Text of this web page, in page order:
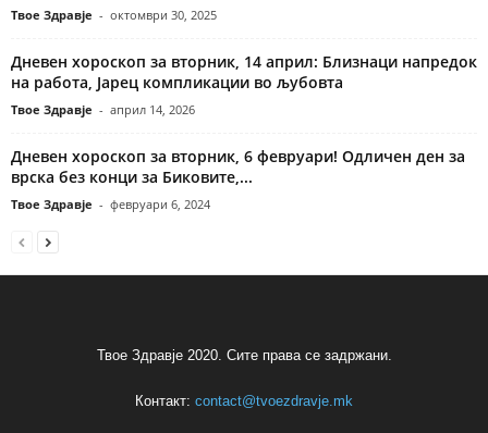
Твое Здравје - октомври 30, 2025
Дневен хороскоп за вторник, 14 април: Близнаци напредок
на работа, Јарец компликации во љубовта
Твое Здравје - април 14, 2026
Дневен хороскоп за вторник, 6 февруари! Одличен ден за
врска без конци за Биковите,...
Твое Здравје - февруари 6, 2024
Твое Здравје 2020. Сите права се задржани.
Контакт: contact@tvoezdravje.mk